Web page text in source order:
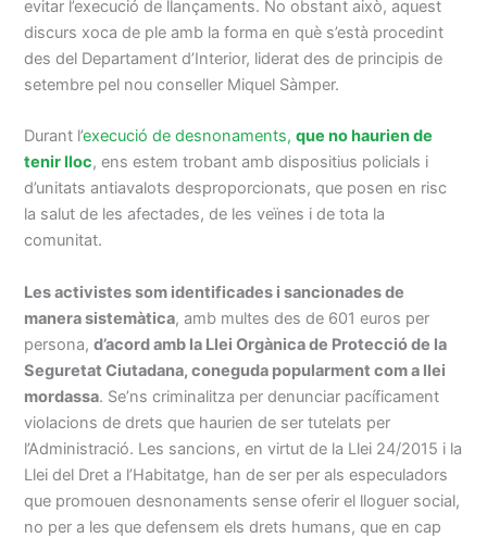
evitar l’execució de llançaments. No obstant això, aquest
discurs xoca de ple amb la forma en què s’està procedint
des del Departament d’Interior, liderat des de principis de
setembre pel nou conseller Miquel Sàmper.
Durant l’execució de desnonaments,que no haurien de
tenir lloc, ens estem trobant amb dispositius policials i
d’unitats antiavalots desproporcionats, que posen en risc
la salut de les afectades, de les veïnes i de tota la
comunitat.
Les activistes som identificades i sancionades de
manera sistemàtica, amb multes des de 601 euros per
persona,d’acord amb la Llei Orgànica de Protecció de la
Seguretat Ciutadana, coneguda popularment com a llei
mordassa. Se’ns criminalitza per denunciar pacíficament
violacions de drets que haurien de ser tutelats per
l’Administració. Les sancions, en virtut de la Llei 24/2015 i la
Llei del Dret a l’Habitatge, han de ser per als especuladors
que promouen desnonaments sense oferir el lloguer social,
no per a les que defensem els drets humans, que en cap